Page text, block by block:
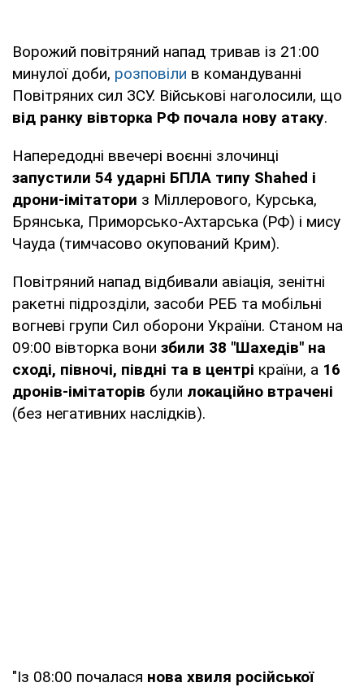
Ворожий повітряний напад тривав із 21:00
минулої доби, розповіли в командуванні
Повітряних сил ЗСУ. Військові наголосили, що
від ранку вівторка РФ почала нову атаку.
Напередодні ввечері воєнні злочинці
запустили 54 ударні БПЛА типу Shahed і
дрони-імітатори з Міллерового, Курська,
Брянська, Приморсько-Ахтарська (РФ) і мису
Чауда (тимчасово окупований Крим).
Повітряний напад відбивали авіація, зенітні
ракетні підрозділи, засоби РЕБ та мобільні
вогневі групи Сил оборони України. Станом на
09:00 вівторка вони збили 38 "Шахедів" на
сході, півночі, півдні та в центрі країни, а 16
дронів-імітаторів були локаційно втрачені
(без негативних наслідків).
"Із 08:00 почалася нова хвиля російської